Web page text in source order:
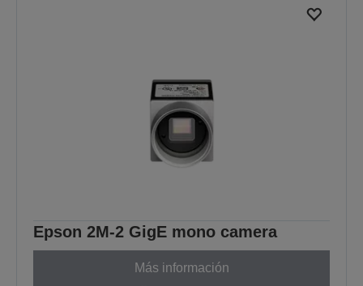
Epson 2M-2 GigE mono camera
Más información